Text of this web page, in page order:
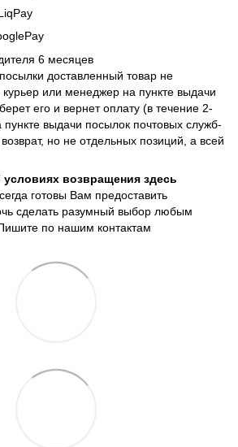
6 месяцев
доставленный товар не
курьер или менеджер на пункте выдачи
его и вернет оплату (в течение 2-
выдачи посылок почтовых служб-
но не отдельных позиций, а всей
возвращения здесь
готовы Вам предоставить
сделать разумный выбор любым
по нашим контактам